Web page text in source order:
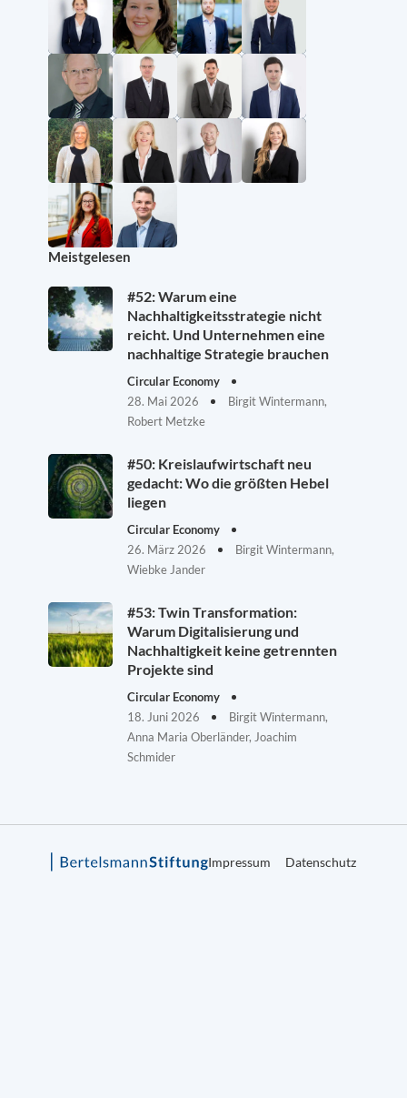
Meistgelesen
#52: Warum eine
Nachhaltigkeitsstrategie nicht
reicht. Und Unternehmen eine
nachhaltige Strategie brauchen
Circular Economy
28. Mai 2026
Birgit Wintermann,
Robert Metzke
#50: Kreislaufwirtschaft neu
gedacht: Wo die größten Hebel
liegen
Circular Economy
26. März 2026
Birgit Wintermann,
Wiebke Jander
#53: Twin Transformation:
Warum Digitalisierung und
Nachhaltigkeit keine getrennten
Projekte sind
Circular Economy
18. Juni 2026
Birgit Wintermann,
Anna Maria Oberländer, Joachim
Schmider
Impressum Datenschutz